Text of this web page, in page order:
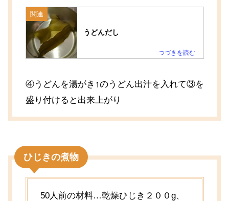
関連
うどんだし
④うどんを湯がき↑のうどん出汁を入れて③を
盛り付けると出来上がり
ひじきの煮物
50人前の材料…乾燥ひじき２００g、